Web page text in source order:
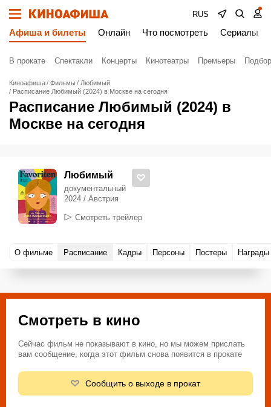
RUS
Афиша и билеты Онлайн Что посмотреть Сериалы
В прокате Спектакли Концерты Кинотеатры Премьеры
Киноафиша Фильмы
Любимый
Расписание Любимый (2024) в Москве на сегодня
Расписание Любимый (2024) в
Москве на сегодня
Любимый
документальный
2024 / Австрия
Смотреть трейлер
О фильме Расписание Кадры Персоны Постеры Награды
Смотреть в кино
Сейчас фильм не показывают в кино, но мы можем прислать
вам сообщение, когда этот фильм снова появится в прокате
Сообщить о выходе в прокат